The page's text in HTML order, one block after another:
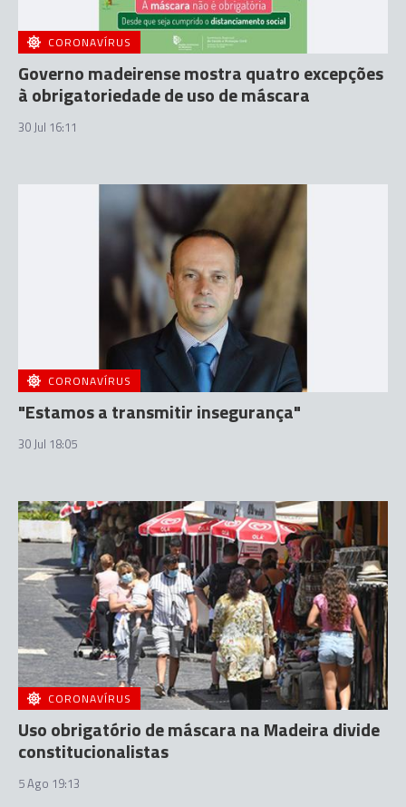
CORONAVÍRUS
Governo madeirense mostra quatro excepções
à obrigatoriedade de uso de máscara
30 Jul 16:11
CORONAVÍRUS
"Estamos a transmitir insegurança"
30 Jul 18:05
CORONAVÍRUS
Uso obrigatório de máscara na Madeira divide
constitucionalistas
5 Ago 19:13